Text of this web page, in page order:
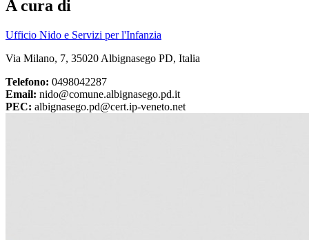
A cura di
Ufficio Nido e Servizi per l'Infanzia
Via Milano, 7, 35020 Albignasego PD, Italia
Telefono: 0498042287
Email: nido@comune.albignasego.pd.it
PEC: albignasego.pd@cert.ip-veneto.net